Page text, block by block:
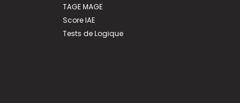
TAGE MAGE
Score IAE
Tests de Logique